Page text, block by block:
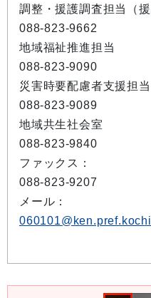
調整・援護調査担当（援
088-823-9662
地域福祉推進担当
088-823-9090
災害時要配慮者支援担当
088-823-9089
地域共生社会室
088-823-9840
ファックス：
088-823-9207
メール：